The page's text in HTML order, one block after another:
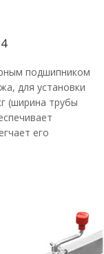
подшипником
для установки
(ширина трубы
его